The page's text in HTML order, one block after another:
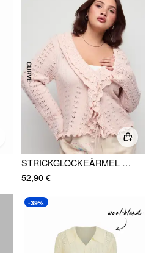
STRICKGLOCKEÄRMEL RÜSCHENSAUM KNOTEN HOHLSAUM STRICKJACKE KURVE & PLUS
52,90 €
-39%